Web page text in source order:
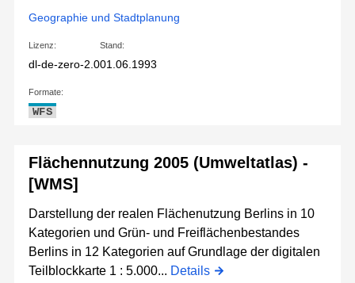
Geographie und Stadtplanung
Lizenz:
dl-de-zero-2.0
Stand:
01.06.1993
Formate:
WFS
Flächennutzung 2005 (Umweltatlas) -
[WMS]
Darstellung der realen Flächenutzung Berlins in 10
Kategorien und Grün- und Freiflächenbestandes
Berlins in 12 Kategorien auf Grundlage der digitalen
Teilblockkarte 1 : 5.000... Details